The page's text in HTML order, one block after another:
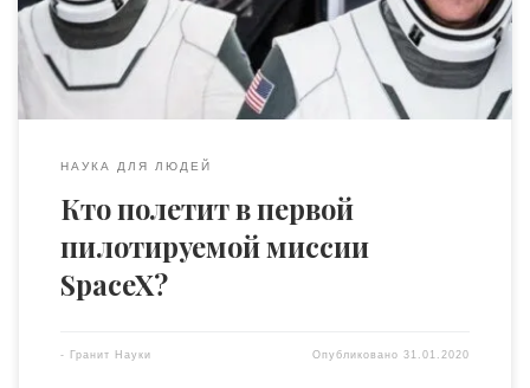
аппаратом Crew Dragon, натренировались выполнять
порядок процедур при аварийной эвакуации,
примерили […]
НАУКА ДЛЯ ЛЮДЕЙ
Кто полетит в первой
пилотируемой миссии
SpaceX?
- Гранит Науки Опубликовано31.01.2020